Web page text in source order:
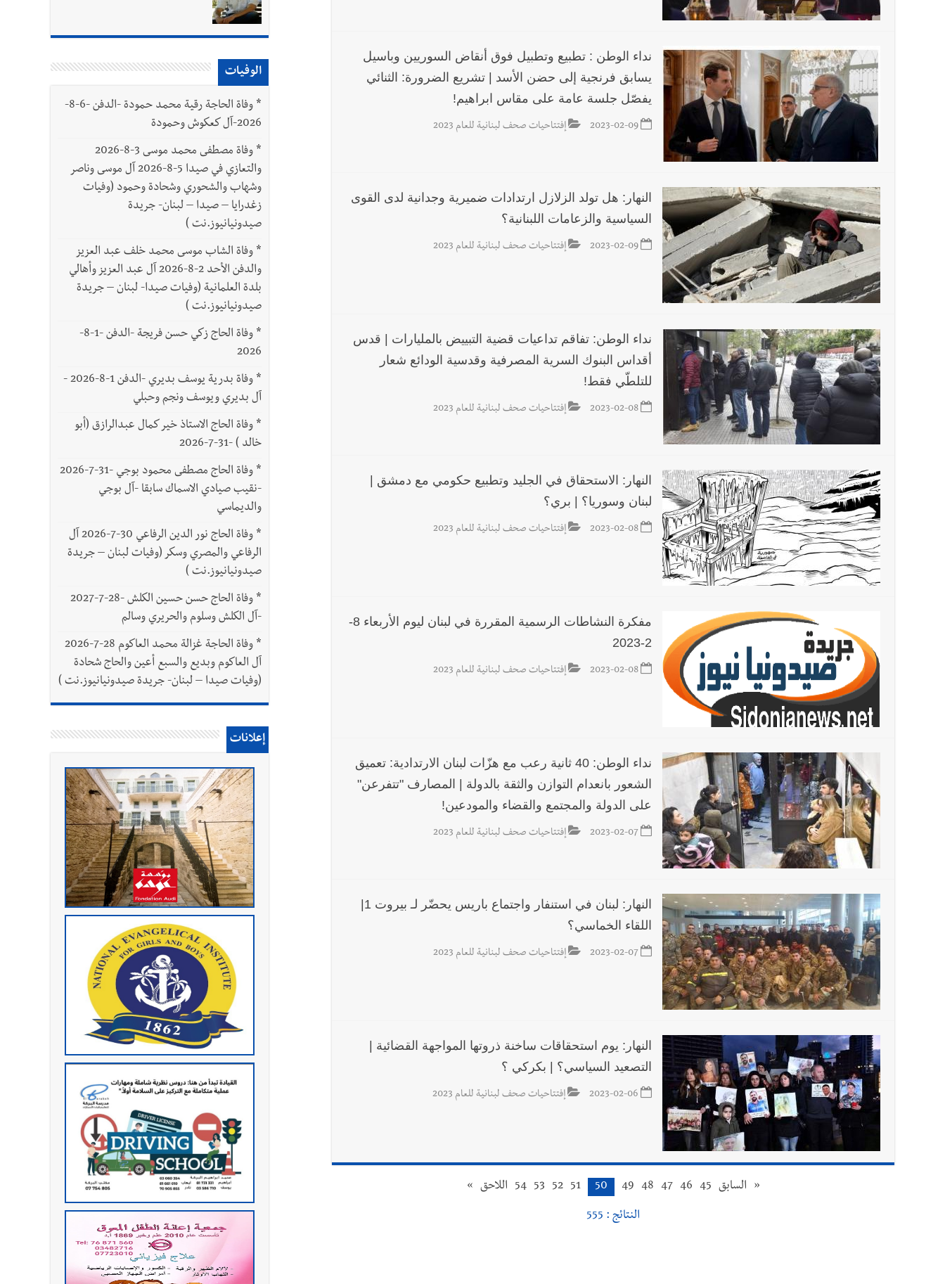
أخبار لبنان الرئيس بري يدعو الى جلسة عامة في 11 و12 الحالي
العالم العربي
تستمر هذه المعاناة التي تمزق القلوب والضمائر؟
أخبار صيدا بالصور : الأهلي صيدا يتربع على عرش بطولة لبنان بكرة الطاولة بإحرازه لقباً ثانٍياً للسيدات بعد رابعٍ للرجال
نداء الوطن : تطبيع وتطبيل فوق أنقاض السوريين وباسيل
يسابق فرنجية إلى حضن الأسد | تشريع الضرورة: الثنائي
يفصّل جلسة عامة على مقاس ابراهيم!
2023-02-09 إفتتاحيات صحف لبنانية للعام 2023
النهار: هل تولد الزلازل ارتدادات ضميرية وجدانية لدى القوى
السياسية والزعامات اللبنانية؟
2023-02-09 إفتتاحيات صحف لبنانية للعام 2023
نداء الوطن: تفاقم تداعيات قضية التبييض بالمليارات | قدس
أقداس البنوك السرية المصرفية وقدسية الودائع شعار
للتلطّي فقط!
2023-02-08 إفتتاحيات صحف لبنانية للعام 2023
النهار: الاستحقاق في الجليد وتطبيع حكومي مع دمشق |
لبنان وسوريا؟ | بري؟
2023-02-08 إفتتاحيات صحف لبنانية للعام 2023
مفكرة النشاطات الرسمية المقررة في لبنان ليوم الأربعاء 8-
2-2023
2023-02-08 إفتتاحيات صحف لبنانية للعام 2023
نداء الوطن: 40 ثانية رعب مع هزّات لبنان الارتدادية: تعميق
الشعور بانعدام التوازن والثقة بالدولة | المصارف "تتفرعن"
على الدولة والمجتمع والقضاء والمودعين!
2023-02-07 إفتتاحيات صحف لبنانية للعام 2023
اللقاء الخماسي؟
2023-02-07 إفتتاحيات صحف لبنانية للعام 2023
النهار: يوم استحقاقات ساخنة ذروتها المواجهة القضائية |
التصعيد السياسي؟ | بكركي ؟
2023-02-06 إفتتاحيات صحف لبنانية للعام 2023
« السابق 45
46
47
48
49
50
51
52
53
54 اللاحق »
النتائج : 555
الوفيات
*
وفاة الحاجة رقية محمد حمودة -الدفن -6-8-
2026-آل كعكوش وحمودة
*
وفاة مصطفى محمد موسى 3-8-2026
والتعازي في صيدا 5-8-2026 آل موسى وناصر
وشهاب والشحوري وشحادة وحمود (وفيات
زغدرايا – صيدا – لبنان- جريدة
صيدونيانيوز.نت )
* وفاة الشاب موسى محمد خلف عبد العزيز
والدفن الأحد 2-8-2026 آل عبد العزيز وأهالي
بلدة العلمانية (وفيات صيدا- لبنان – جريدة
صيدونيانيوز.نت )
*
وفاة الحاج زكي حسن فريجة -الدفن -1-8-
2026
*
وفاة بدرية يوسف بديري -الدفن 1-8-2026 -
آل بديري ويوسف ونجم وحبلي
* وفاة الحاج الاستاذ خير كمال عبدالرازق (أبو
خالد ) -31-7-2026
*
وفاة الحاج مصطفى محمود بوجي -31-7-2026
-نقيب صيادي الاسماك سابقا -آل بوجي
والديماسي
*
وفاة الحاج نور الدين الرفاعي 30-7-2026 آل
الرفاعي والمصري وسكر (وفيات لبنان – جريدة
صيدونيانيوز.نت )
*
وفاة الحاج حسن حسين الكلش -28-7-2027
-آل الكلش وسلوم والحريري وسالم
*
وفاة الحاجة غزالة محمد العاكوم 28-7-2026
آل العاكوم وبديع والسبع أعين والحاج شحادة
(وفيات صيدا – لبنان- جريدة صيدونيانيوز.نت )
إعلانات